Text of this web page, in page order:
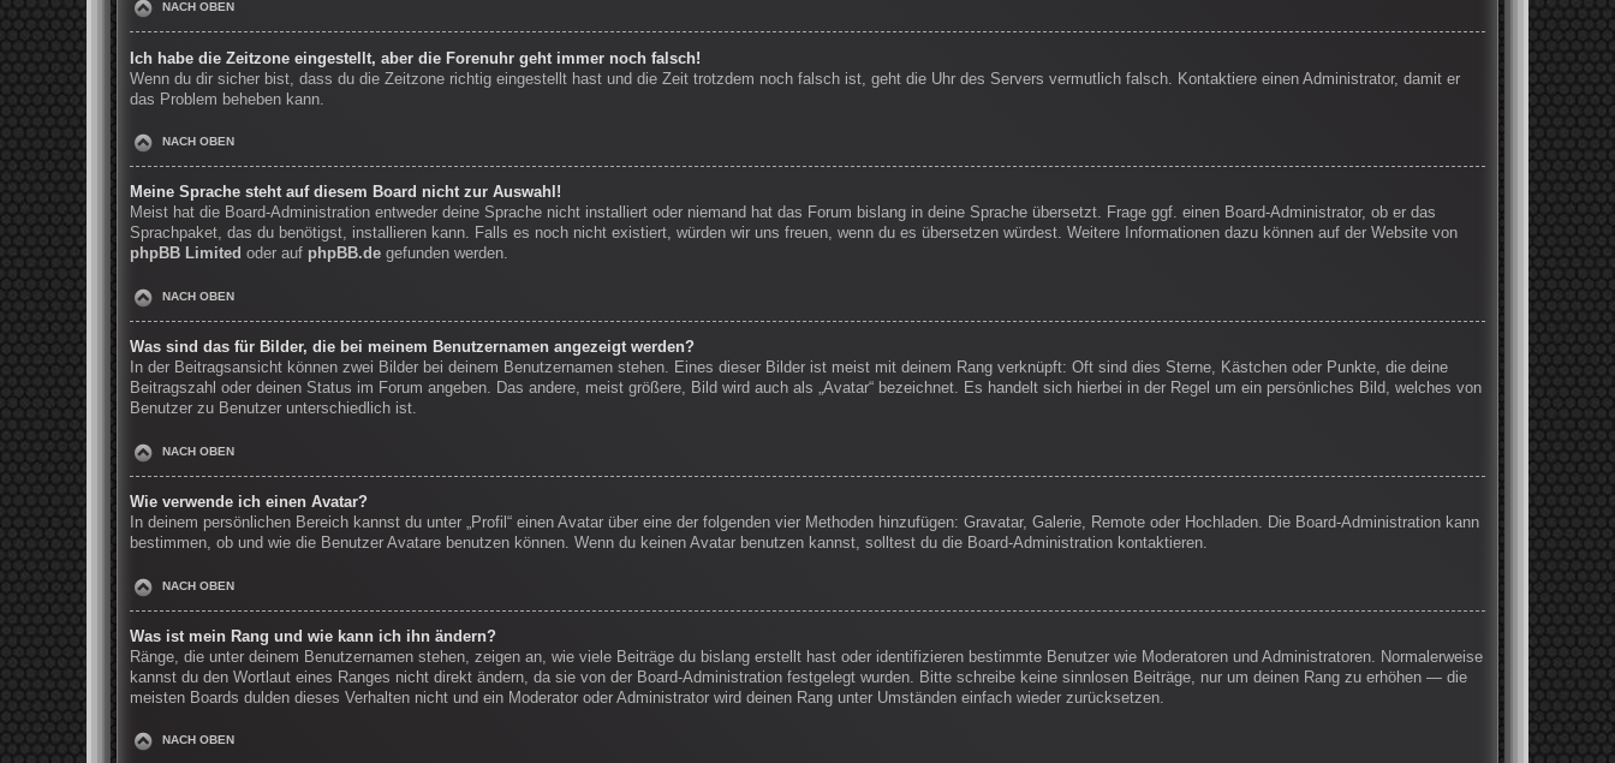
NACH OBEN
Ich habe die Zeitzone eingestellt, aber die Forenuhr geht immer noch falsch!
Wenn du dir sicher bist, dass du die Zeitzone richtig eingestellt hast und die Zeit trotzdem noch falsch ist, geht die Uhr des Servers vermutlich falsch. Kontaktiere einen Administrator, damit er
das Problem beheben kann.
NACH OBEN
Meine Sprache steht auf diesem Board nicht zur Auswahl!
Meist hat die Board-Administration entweder deine Sprache nicht installiert oder niemand hat das Forum bislang in deine Sprache übersetzt. Frage ggf. einen Board-Administrator, ob er das
Sprachpaket, das du benötigst, installieren kann. Falls es noch nicht existiert, würden wir uns freuen, wenn du es übersetzen würdest. Weitere Informationen dazu können auf der Website von
phpBB Limited oder auf phpBB.de gefunden werden.
NACH OBEN
Was sind das für Bilder, die bei meinem Benutzernamen angezeigt werden?
In der Beitragsansicht können zwei Bilder bei deinem Benutzernamen stehen. Eines dieser Bilder ist meist mit deinem Rang verknüpft: Oft sind dies Sterne, Kästchen oder Punkte, die deine
Beitragszahl oder deinen Status im Forum angeben. Das andere, meist größere, Bild wird auch als „Avatar“ bezeichnet. Es handelt sich hierbei in der Regel um ein persönliches Bild, welches von
Benutzer zu Benutzer unterschiedlich ist.
NACH OBEN
Wie verwende ich einen Avatar?
In deinem persönlichen Bereich kannst du unter „Profil“ einen Avatar über eine der folgenden vier Methoden hinzufügen: Gravatar, Galerie, Remote oder Hochladen. Die Board-Administration kann
bestimmen, ob und wie die Benutzer Avatare benutzen können. Wenn du keinen Avatar benutzen kannst, solltest du die Board-Administration kontaktieren.
NACH OBEN
Was ist mein Rang und wie kann ich ihn ändern?
Ränge, die unter deinem Benutzernamen stehen, zeigen an, wie viele Beiträge du bislang erstellt hast oder identifizieren bestimmte Benutzer wie Moderatoren und Administratoren. Normalerweise
kannst du den Wortlaut eines Ranges nicht direkt ändern, da sie von der Board-Administration festgelegt wurden. Bitte schreibe keine sinnlosen Beiträge, nur um deinen Rang zu erhöhen — die
meisten Boards dulden dieses Verhalten nicht und ein Moderator oder Administrator wird deinen Rang unter Umständen einfach wieder zurücksetzen.
NACH OBEN